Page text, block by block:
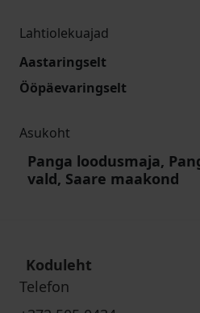
Lahtiolekuajad
Aastaringselt
Ööpäevaringselt
Asukoht
Panga loodusmaja,
vald, Saare maakond
Koduleht
Telefon